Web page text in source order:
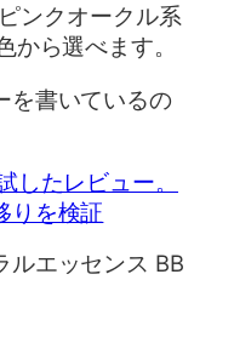
ンクオークル系
から選べます。
を書いているの
したレビュー。
りを検証
ルエッセンス BB